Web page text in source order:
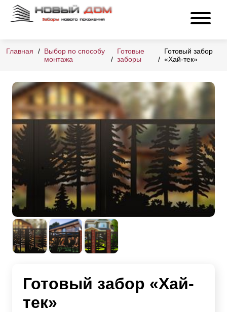
Главная
Выбор по способу
монтажа
Готовые
заборы
Готовый забор
«Хай-тек»
Готовый забор «Хай-
тек»